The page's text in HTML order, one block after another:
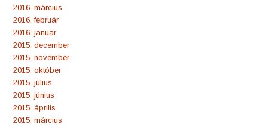
2016. március
2016. február
2016. január
2015. december
2015. november
2015. október
2015. július
2015. június
2015. április
2015. március